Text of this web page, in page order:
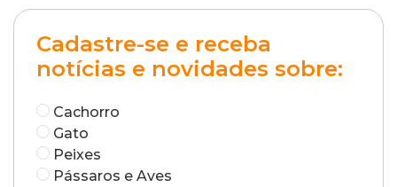
Cadastre-se e receba
notícias e novidades sobre:
Cachorro
Gato
Peixes
Pássaros e Aves